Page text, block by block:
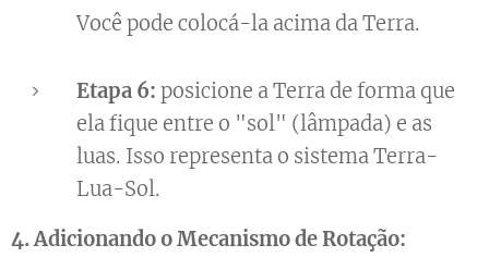
Você pode colocá-la acima da Terra.
Etapa 6: posicione a Terra de forma que
ela fique entre o "sol" (lâmpada) e as
luas. Isso representa o sistema Terra-
Lua-Sol.
4. Adicionando o Mecanismo de Rotação: